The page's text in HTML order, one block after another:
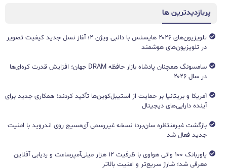
پربازدیدترین ها
تلویزیون‌های ۲۰۲۶ هایسنس با دالبی ویژن ۲؛ آغاز نسل جدید کیفیت تصویر
در تلویزیون‌های هوشمند
سامسونگ همچنان پادشاه بازار حافظه DRAM جهان؛ افزایش قدرت کره‌ای‌ها
در سال ۲۰۲۶
آمریکا و بریتانیا بر حمایت از استیبل‌کوین‌ها تأکید کردند؛ همکاری جدید برای
آینده دارایی‌های دیجیتال
بازگشت غیرمنتظره سان‌برد؛ نسخه غیررسمی آی‌مسیج روی اندروید با امنیت
جدید فعال شد
پاوربانک ۱۰۰ واتی هواوی با ظرفیت ۱۲ هزار میلی‌آمپرساعت و ردیابی آفلاین
معرفی شد؛ شارژ سریع‌تر و امنیت بالاتر